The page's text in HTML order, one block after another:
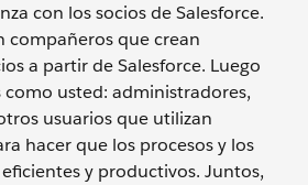
con los socios de Salesforce.
compañeros que crean
a partir de Salesforce. Luego
como usted: administradores,
usuarios que utilizan
hacer que los procesos y los
y productivos. Juntos,